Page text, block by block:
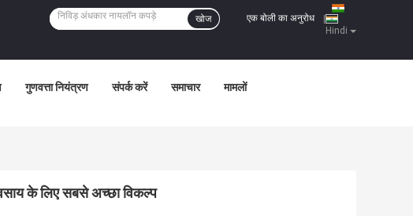
Hindi
एक बोली का अनुरोध
खोज
गुणवत्ता नियंत्रण संपर्क करें समाचार मामलों
के लिए सबसे अच्छा विकल्प